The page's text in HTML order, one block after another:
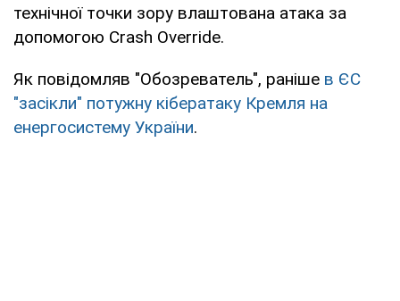
технічної точки зору влаштована атака за
допомогою Crash Override.
Як повідомляв "Обозреватель", раніше в ЄС
"засікли" потужну кібератаку Кремля на
енергосистему України.